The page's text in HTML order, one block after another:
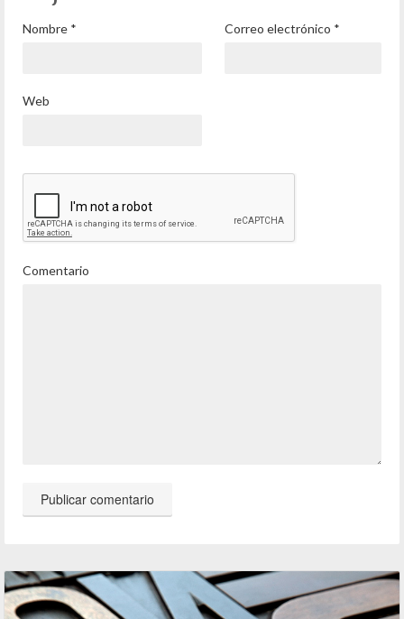
Nombre * Correo electrónico *
Web
Comentario